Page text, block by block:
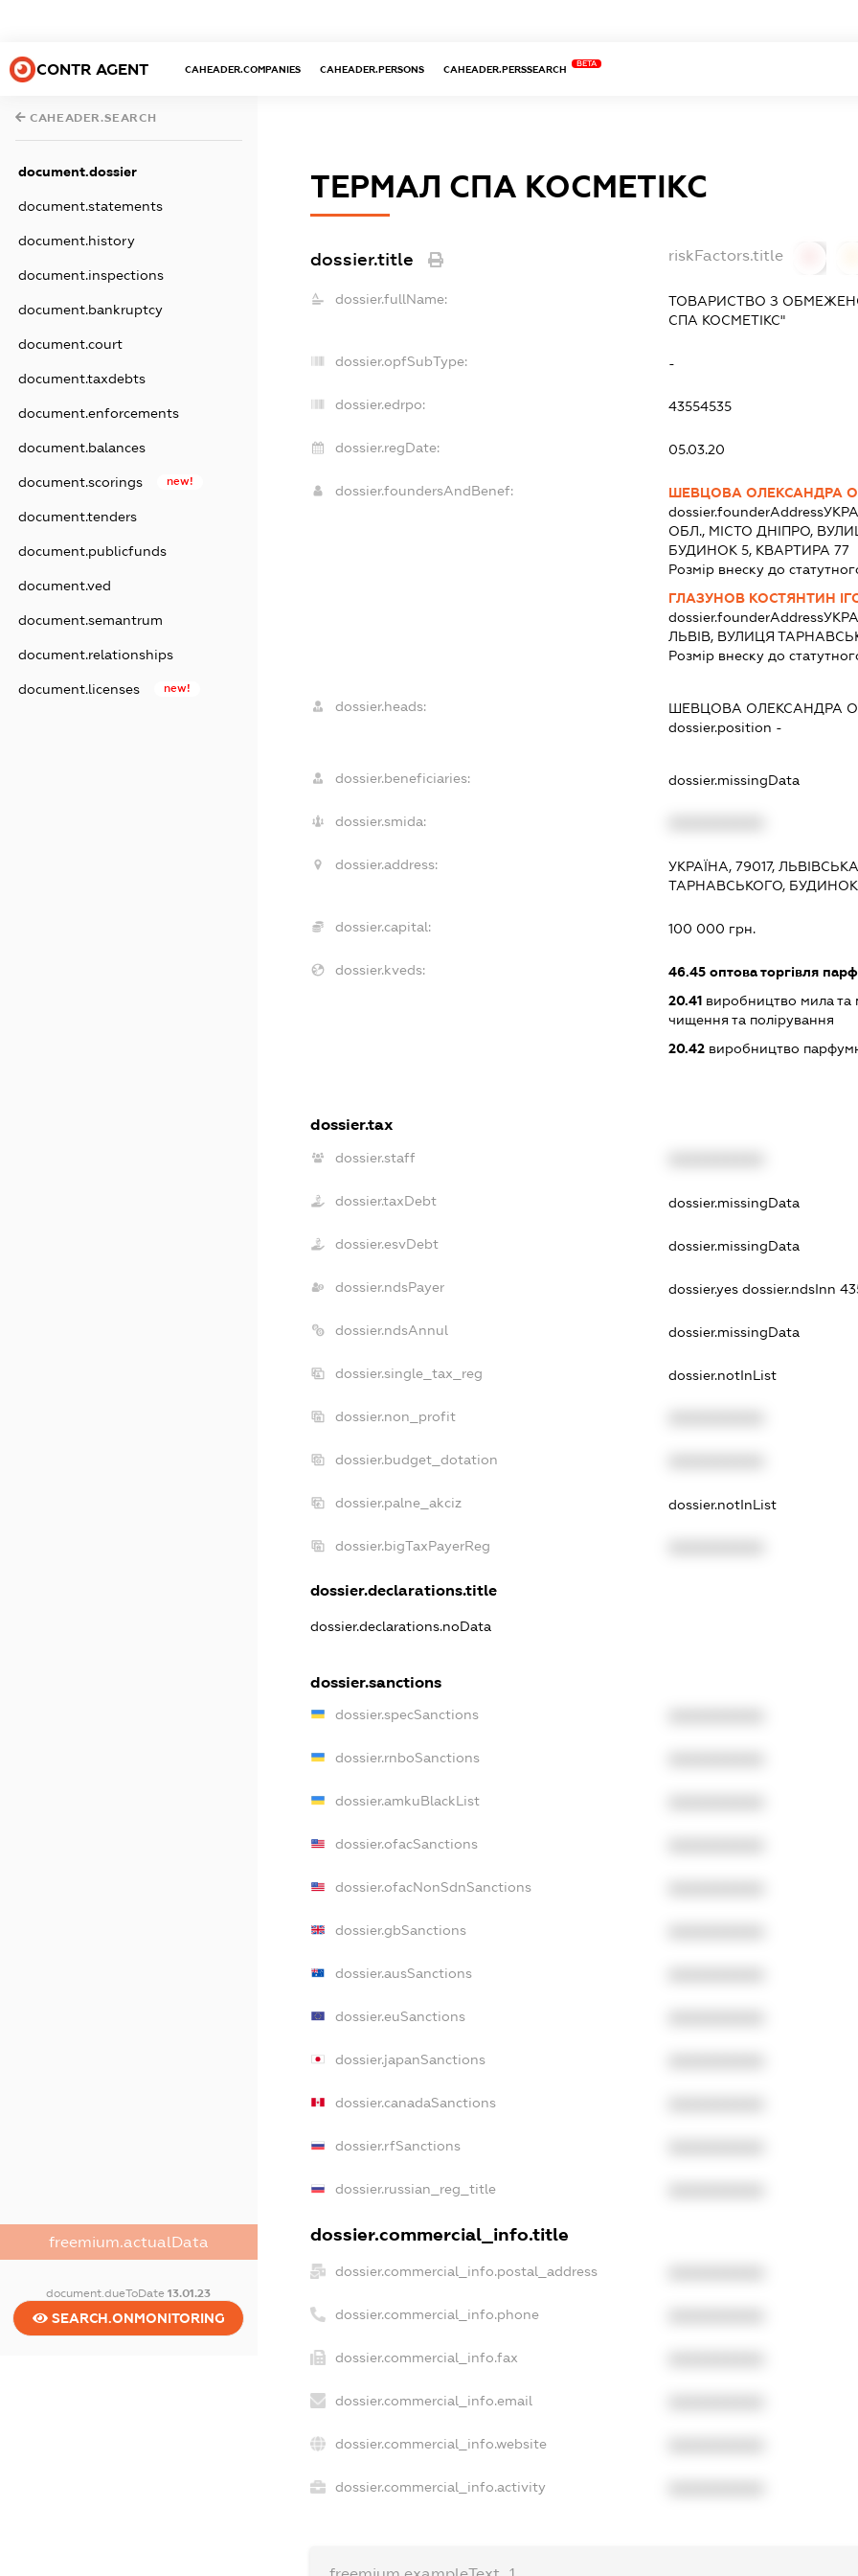
CONTR AGENT CAHEADER.COMPANIES CAHEADER.PERSONS CAHEADER.PERSSEARCH
BETA
CAHEADER.SEARCH
document.dossier
document.statements
document.history
document.inspections
document.bankruptcy
document.court
document.taxdebts
document.enforcements
document.balances
document.scorings new!
document.tenders
document.publicfunds
document.ved
document.semantrum
document.relationships
document.licenses new!
freemium.actualData
document.dueToDate13.01.23
SEARCH.ONMONITORING
ТЕРМАЛ СПА КОСМЕТІКС
dossier.title riskFactors.title
dossier.fullName:
ТОВАРИСТВО З
СПА КОСМЕТІКС"
dossier.opfSubType: -
dossier.edrpo: 43554535
dossier.regDate: 05.03.20
dossier.foundersAndBenef:
ШЕВЦОВА ОЛЕКСАНДРА
dossier.founderAddress
ОБЛ., МІСТО ДНІПРО,
БУДИНОК 5, КВАРТИРА 77
Розмір внеску до
ГЛАЗУНОВ КОСТЯНТИН
dossier.founderAddress
ЛЬВІВ, ВУЛИЦЯ
Розмір внеску до
dossier.heads: ШЕВЦОВА ОЛЕКСАНДРА
dossier.position -
dossier.beneficiaries: dossier.missingData
dossier.smida:
dossier.address:
УКРАЇНА, 79017,
ТАРНАВСЬКОГО, БУДИНОК
dossier.capital: 100 000 грн.
dossier.kveds: 46.45оптова торгівля
20.41виробництво мила та
чищення та полірування
20.42виробництво
dossier.tax
dossier.staff
dossier.taxDebt dossier.missingData
dossier.esvDebt dossier.missingData
dossier.ndsPayer dossier.yes dossier.ndsInn
dossier.ndsAnnul dossier.missingData
dossier.single_tax_reg dossier.notInList
dossier.non_profit
dossier.budget_dotation
dossier.palne_akciz dossier.notInList
dossier.bigTaxPayerReg
dossier.declarations.title
dossier.declarations.noData
dossier.sanctions
dossier.specSanctions
dossier.rnboSanctions
dossier.amkuBlackList
dossier.ofacSanctions
dossier.ofacNonSdnSanctions
dossier.gbSanctions
dossier.ausSanctions
dossier.euSanctions
dossier.japanSanctions
dossier.canadaSanctions
dossier.rfSanctions
dossier.russian_reg_title
dossier.commercial_info.title
dossier.commercial_info.postal_address
dossier.commercial_info.phone
dossier.commercial_info.fax
dossier.commercial_info.email
dossier.commercial_info.website
dossier.commercial_info.activity